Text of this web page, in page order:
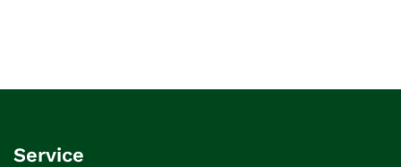
Service